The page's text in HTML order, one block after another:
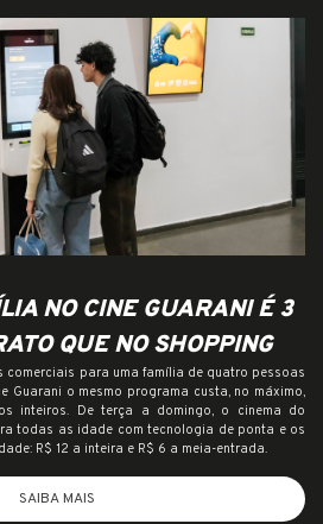
NO CINE GUARANI É 3
QUE NO SHOPPING
comerciais para uma família de quatro pessoas
Guarani o mesmo programa custa, no máximo,
inteiros. De terça a domingo, o cinema do
todas as idade com tecnologia de ponta e os
R$ 12 a inteira e R$ 6 a meia-entrada.
SAIBA MAIS